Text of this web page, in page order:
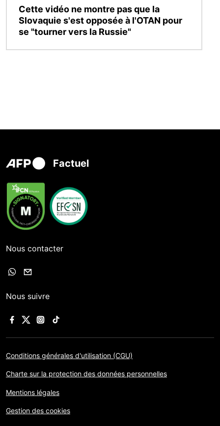
Cette vidéo ne montre pas que la
Slovaquie s'est opposée à l'OTAN pour
se "tourner vers la Russie"
Factuel
Nous contacter
Nous suivre
Conditions générales d'utilisation (CGU)
Charte sur la protection des données personnelles
Mentions légales
Gestion des cookies